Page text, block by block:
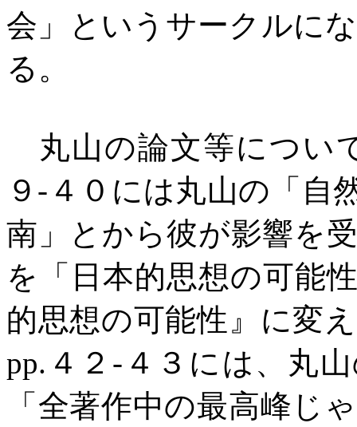
会」というサークルに
る。
丸山の論文等につい
９ - ４０には丸山の「自
南」とから彼が影響を
を「日本的思想の可能
的思想の可能性』に変
pp. ４２ - ４３には、丸
「全著作中の最高峰じ